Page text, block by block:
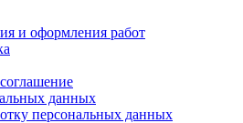
и оформления работ
данных
персональных данных